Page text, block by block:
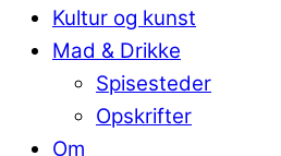
Kultur og kunst
Mad & Drikke
Spisesteder
Opskrifter
Om